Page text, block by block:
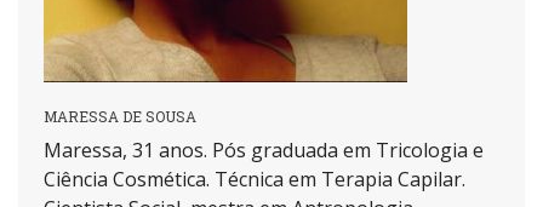
MARESSA DE SOUSA
Maressa, 31 anos. Pós graduada em Tricologia e
Ciência Cosmética. Técnica em Terapia Capilar.